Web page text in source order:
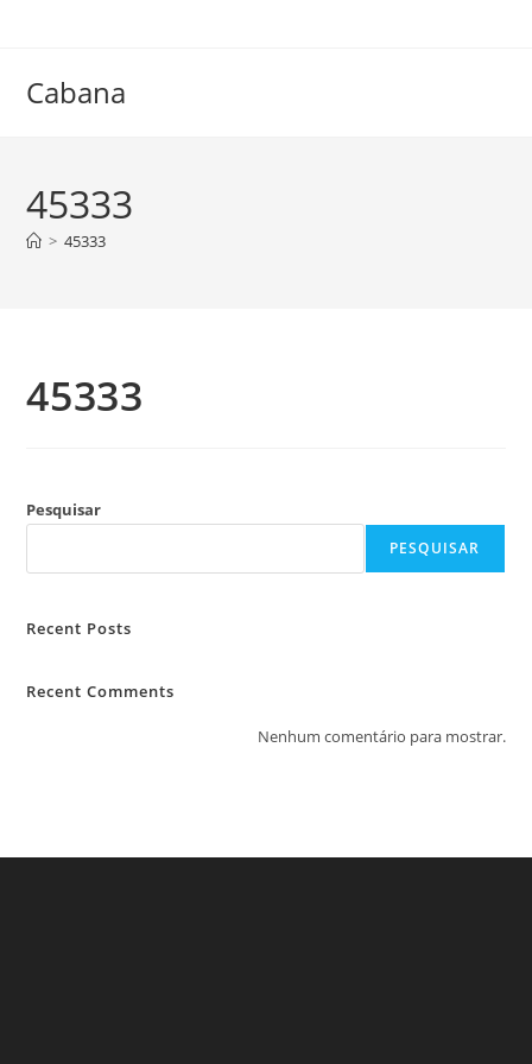
conteúdo
Cabana
45333
> 45333
45333
Pesquisar
PESQUISAR
Recent Posts
Recent Comments
Nenhum comentário para mostrar.